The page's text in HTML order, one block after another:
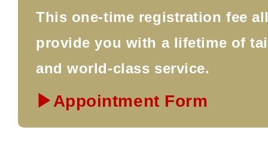
This one-time registration fee
provide you with a lifetime of
and world-class service.
▶Appointment Form